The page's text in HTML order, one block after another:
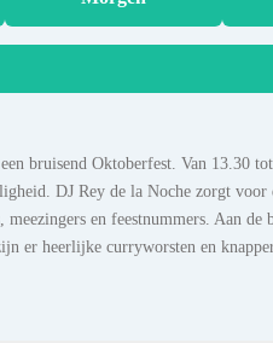
bruisend Oktoberfest. Van 13.30
DJ Rey de la Noche zorgt voor
en feestnummers. Aan
er heerlijke curryworsten en